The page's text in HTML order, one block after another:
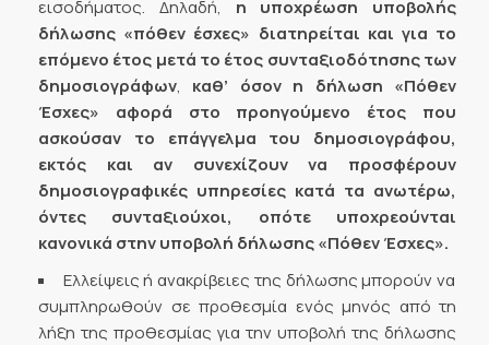
εισοδήματος. Δηλαδή, η υποχρέωση υποβολής
δήλωσης «πόθεν έσχες» διατηρείται και για το
επόμενο έτος μετά το έτος συνταξιοδότησης των
δημοσιογράφων, καθ’ όσον η δήλωση «Πόθεν
Έσχες» αφορά στο προηγούμενο έτος που
ασκούσαν το επάγγελμα του δημοσιογράφου,
εκτός και αν συνεχίζουν να προσφέρουν
δημοσιογραφικές υπηρεσίες κατά τα ανωτέρω,
όντες συνταξιούχοι, οπότε υποχρεούνται
κανονικά στην υποβολή δήλωσης «Πόθεν Έσχες».
Ελλείψεις ή ανακρίβειες της δήλωσης μπορούν να
συμπληρωθούν σε προθεσμία ενός μηνός από τη
λήξη της προθεσμίας για την υποβολή της δήλωσης